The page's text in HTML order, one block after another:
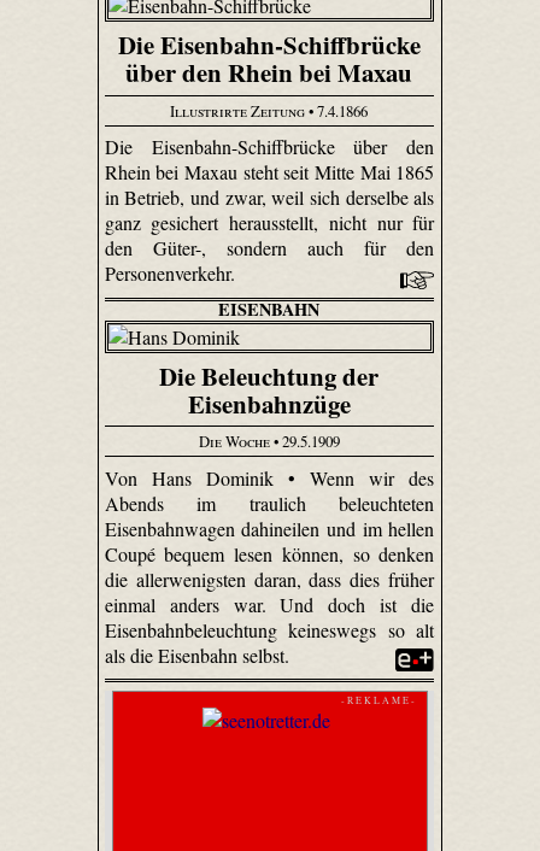
Die Eisenbahn-Schiffbrücke
über den Rhein bei Maxau
Illustrirte Zeitung• 7.4.1866
Die Eisenbahn-Schiffbrücke über den
Rhein bei Maxau steht seit Mitte Mai 1865
in Betrieb, und zwar, weil sich derselbe als
ganz gesichert herausstellt, nicht nur für
den Güter-, sondern auch für den
Personenverkehr.
EISENBAHN
Die Beleuchtung der
Eisenbahnzüge
Die Woche• 29.5.1909
Von Hans Dominik • Wenn wir des
Abends im traulich beleuchteten
Eisenbahnwagen dahineilen und im hellen
Coupé bequem lesen können, so denken
die allerwenigsten daran, dass dies früher
einmal anders war. Und doch ist die
Eisenbahnbeleuchtung keineswegs so alt
als die Eisenbahn selbst.
- R E K L A M E -